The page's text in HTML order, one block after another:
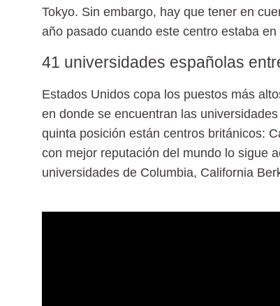
Tokyo. Sin embargo, hay que tener en
año pasado cuando este centro estaba en
41 universidades españolas
Estados Unidos copa los puestos más
en donde se encuentran las
quinta posición están centros británicos:
con mejor reputación del mundo lo sigue
universidades de Columbia, California